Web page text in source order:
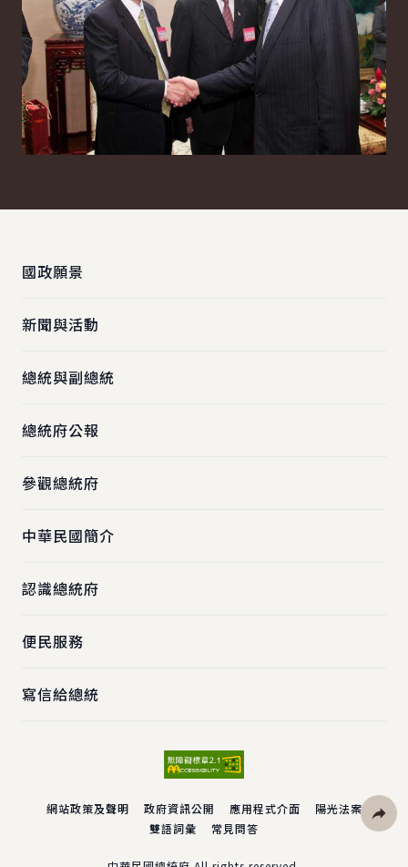
國政願景
新聞與活動
總統與副總統
總統府公報
參觀總統府
中華民國簡介
認識總統府
便民服務
寫信給總統
網站政策及聲明 政府資訊公開 應用程式介面
陽光法案
雙語詞彙
常見問答